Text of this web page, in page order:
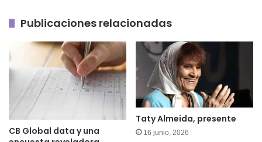
Publicaciones relacionadas
CB Global data y una
Taty Almeida, presente
16 junio, 2026